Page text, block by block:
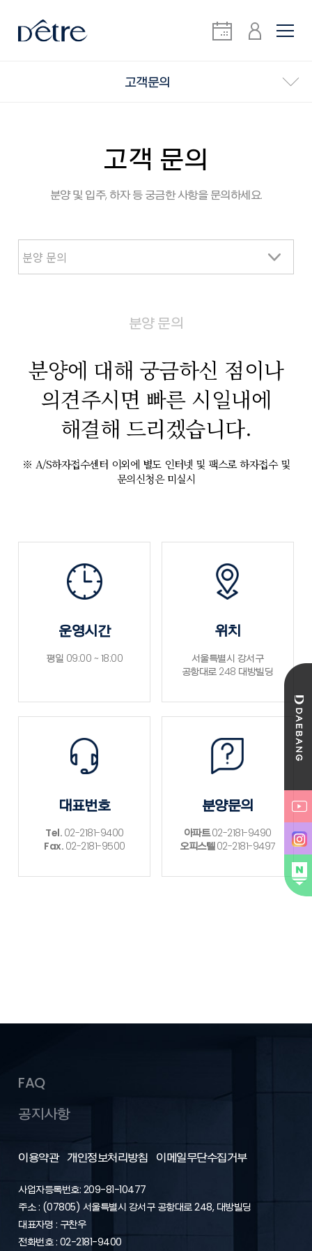
고객문의
고객 문의
분양 및 입주, 하자 등 궁금한 사항을 문의하세요.
분양 문의
분양에 대해 궁금하신 점이나
의견주시면 빠른 시일내에
해결해 드리겠습니다.
※ A/S하자접수센터 이외에 별도 인터넷 및 팩스로 하자접수 및
문의신청은 미실시
운영시간
평일 09:00 ~ 18:00
위치
서울특별시 강서구
공항대로 248 대방빌딩
대표번호
Tel. 02-2181-9400
Fax. 02-2181-9500
분양문의
아파트02-2181-9490
오피스텔02-2181-9497
FAQ
공지사항
이용약관 개인정보처리방침 이메일무단수집거부
사업자등록번호: 209-81-10477
주소 : (07805) 서울특별시 강서구 공항대로 248, 대방빌딩
대표자명 : 구찬우
전화번호 : 02-2181-9400